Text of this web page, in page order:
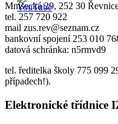
Mníšecká 29, 252 30
tel. 257 720 922
mail zus.rev@seznam.cz
bankovní spojení 253 010
datová schránka: n5rmvd9
tel. ředitelka školy 775 099
případech!).
Elektronické třídnice